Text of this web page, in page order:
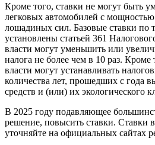
Кроме того, ставки не могут быть
легковых автомобилей с мощностью
лошадиных сил. Базовые ставки по
установлены статьей 361
власти могут уменьшить или
налога не более чем в 10 раз. Кроме
власти могут устанавливать
количества лет, прошедших с года
средств и (или) их экологического
В 2025 году подавляющее
решение, повысить ставки. Ставки
уточняйте на официальных сайтах